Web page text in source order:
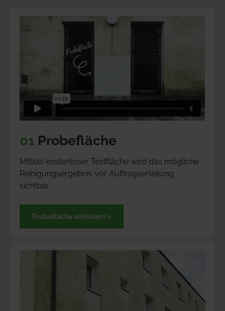
01 Probefläche
Mittels kostenloser Testfläche wird das mögliche
Reinigungsergebnis vor Auftragserteilung
sichtbar.
Probefläche anfordern >